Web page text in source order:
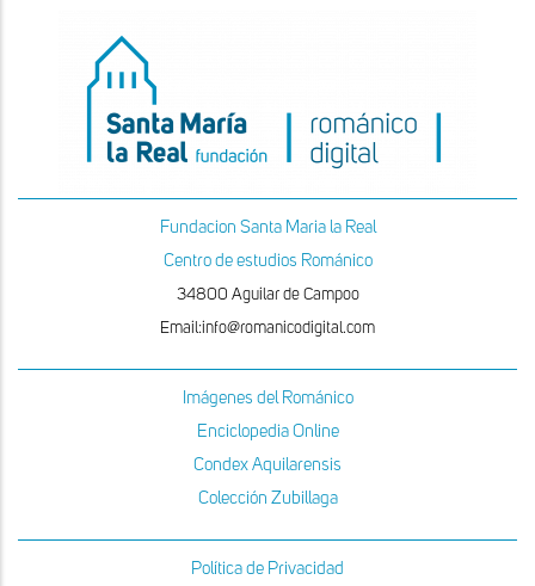
Fundacion Santa Maria la Real
Centro de estudios Románico
34800 Aguilar de Campoo
Email:info@romanicodigital.com
Imágenes del Románico
Enciclopedia Online
Condex Aquilarensis
Colección Zubillaga
Política de Privacidad